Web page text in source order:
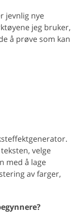
jevnlig nye
jeg bruker,
å prøve som kan
velge
med å lage
av farger,